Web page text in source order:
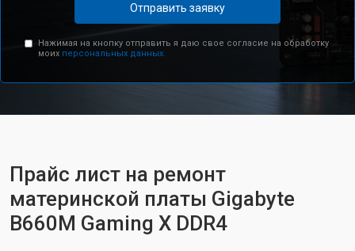
Отправить заявку
Нажимая на кнопку отправить я даю свое согласие на обработку
моих персональных данных.
Прайс лист на ремонт
материнской платы Gigabyte
B660M Gaming X DDR4